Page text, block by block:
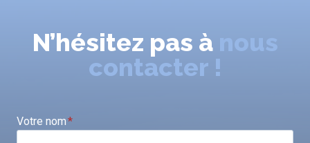
N’hésitez pas à nous
contacter !
Votre nom*